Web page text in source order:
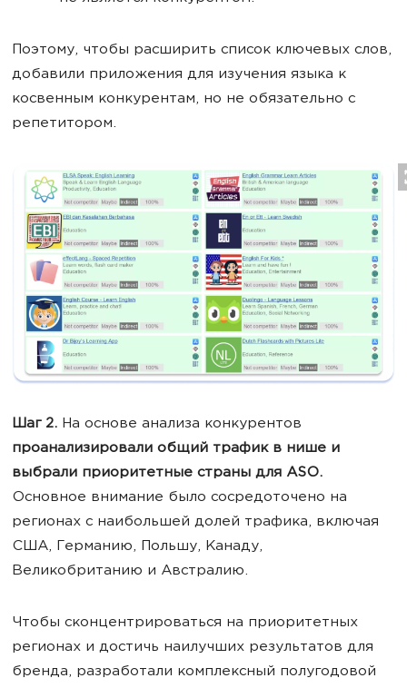
Поэтому, чтобы расширить список ключевых слов,
добавили приложения для изучения языка к
косвенным конкурентам, но не обязательно с
репетитором.
Шаг 2. На основе анализа конкурентов
проанализировали общий трафик в нише и
выбрали приоритетные страны для ASO.
Основное внимание было сосредоточено на
регионах с наибольшей долей трафика, включая
США, Германию, Польшу, Канаду,
Великобританию и Австралию.
Чтобы сконцентрироваться на приоритетных
регионах и достичь наилучших результатов для
бренда, разработали комплексный полугодовой